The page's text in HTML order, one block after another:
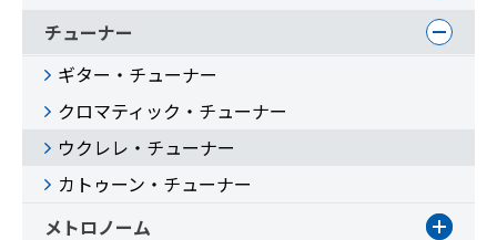
チューナー
ギター・チューナー
クロマティック・チューナー
ウクレレ・チューナー
カトゥーン・チューナー
メトロノーム